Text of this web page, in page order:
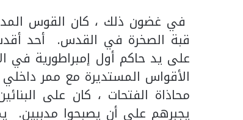
في غضون ذلك ، كان القوس
على يد حاكم أول إمبراطورية في
الأقواس المستديرة مع ممر
محاذاة الفتحات ، كان على
يجبرهم على أن يصبحوا مدببين.